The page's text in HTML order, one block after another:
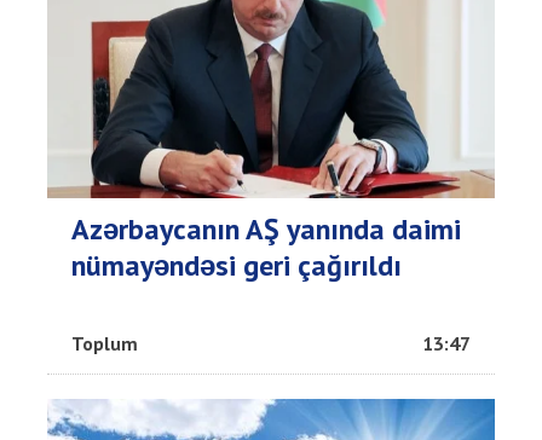
Azərbaycanın AŞ yanında daimi
nümayəndəsi geri çağırıldı
Toplum 13:47